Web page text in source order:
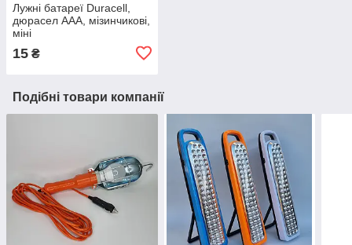
Лужні батареї Duracell,
дюрасел AAA, мізинчикові,
міні
15 ₴
Подібні товари компанії